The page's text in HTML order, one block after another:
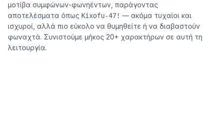
μοτίβα συμφώνων-φωνηέντων, παράγοντας
αποτελέσματα όπως Kixofu-47! — ακόμα τυχαίοι και
ισχυροί, αλλά πιο εύκολο να θυμηθείτε ή να διαβαστούν
φωναχτά. Συνιστούμε μήκος 20+ χαρακτήρων σε αυτή τη
λειτουργία.